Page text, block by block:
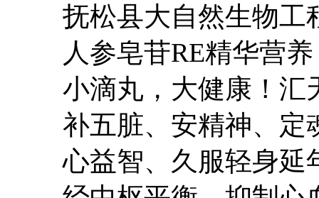
抚松县大自然生物工
人参皂苷RE精华营
小滴丸，大健康！汇
补五脏、安精神、定
心益智、久服轻身延